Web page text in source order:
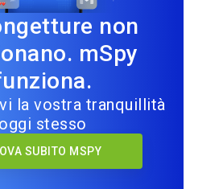
non
mSpy
la vostra tranquillità
oggi stesso
SUBITO MSPY